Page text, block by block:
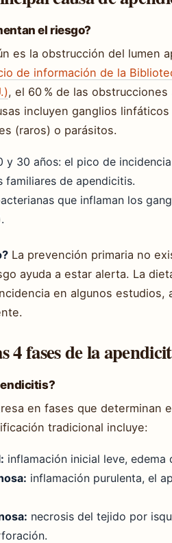
el riesgo?
es la obstrucción del lumen
de información de la
, el 60 % de las
incluyen ganglios
(raros) o parásitos.
y 30 años: el pico de
familiares de apendicitis.
que inflaman los
La prevención primaria no
ayuda a estar alerta. La
en algunos estudios,
4 fases de la
en fases que determinan
tradicional incluye:
inflamación inicial leve, edema
inflamación purulenta, el
necrosis del tejido por